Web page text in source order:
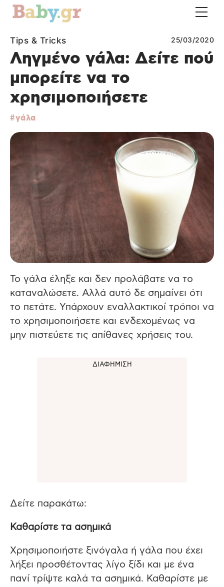
Tips & Tricks 25/03/2020
Ληγμένο γάλα: Δείτε πού
μπορείτε να το
χρησιμοποιήσετε
γάλα
Το γάλα έληξε και δεν προλάβατε να το
καταναλώσετε. Αλλά αυτό δε σημαίνει ότι
το πετάτε. Υπάρχουν εναλλακτικοί τρόποι να
το χρησιμοποιήσετε και ενδεχομένως να
μην πιστεύετε τις απίθανες χρήσεις του.
Δείτε παρακάτω:
Καθαρίστε τα ασημικά
Χρησιμοποιήστε ξινόγαλα ή γάλα που έχει
λήξει προσθέτοντας λίγο ξίδι και με ένα
πανί τρίψτε καλά τα ασημικά. Καθαρίστε με